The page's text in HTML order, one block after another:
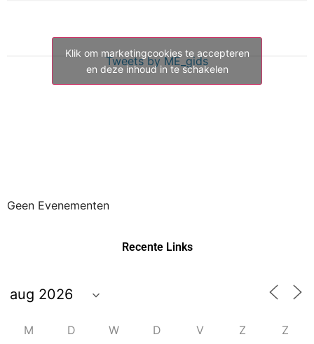
Tweets by ME_gids
Klik om marketingcookies te accepteren
en deze inhoud in te schakelen
Geen Evenementen
Recente Links
M D W D V Z Z